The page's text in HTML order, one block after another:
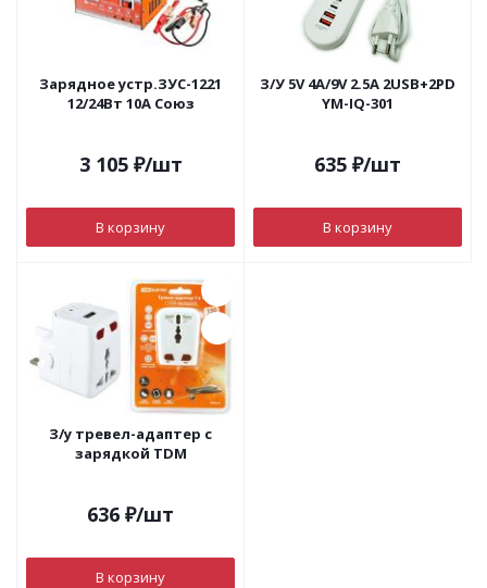
Зарядное устр.ЗУС-1221
12/24Вт 10А Союз
3 105₽/шт
В корзину
З/У 5V 4A/9V 2.5A 2USB+2PD
YM-IQ-301
635 ₽/шт
В корзину
З/у тревел-адаптер с
зарядкой TDM
636 ₽/шт
В корзину